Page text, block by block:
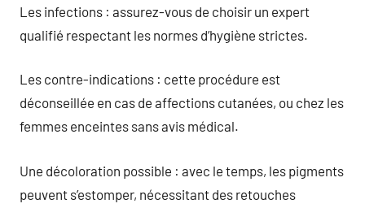
Les infections : assurez-vous de choisir un expert
qualifié respectant les normes d’hygiène strictes.
Les contre-indications : cette procédure est
déconseillée en cas de affections cutanées, ou chez les
femmes enceintes sans avis médical.
Une décoloration possible : avec le temps, les pigments
peuvent s’estomper, nécessitant des retouches